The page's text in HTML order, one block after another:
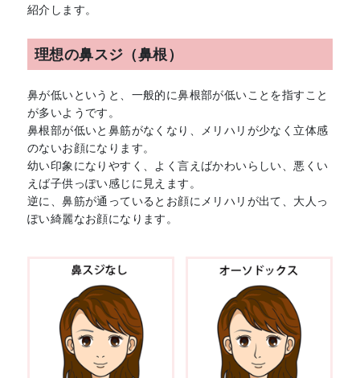
紹介します。
理想の鼻スジ（鼻根）
鼻が低いというと、一般的に鼻根部が低いことを指すこと
が多いようです。
鼻根部が低いと鼻筋がなくなり、メリハリが少なく立体感
のないお顔になります。
幼い印象になりやすく、よく言えばかわいらしい、悪くい
えば子供っぽい感じに見えます。
逆に、鼻筋が通っているとお顔にメリハリが出て、大人っ
ぽい綺麗なお顔になります。